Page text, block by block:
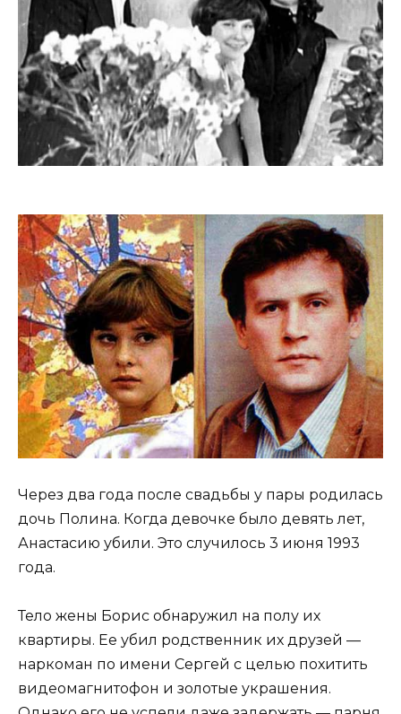
Через два года после свадьбы у пары родилась
дочь Полина. Когда девочке было девять лет,
Анастасию убили. Это случилось 3 июня 1993
года.
Тело жены Борис обнаружил на полу их
квартиры. Ее убил родственник их друзей —
наркоман по имени Сергей с целью похитить
видеомагнитофон и золотые украшения.